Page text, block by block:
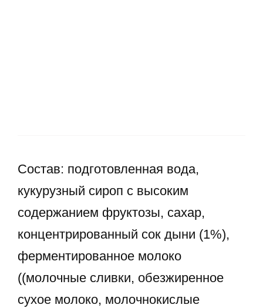
Состав: подготовленная вода,
кукурузный сироп с высоким
содержанием фруктозы, сахар,
концентрированный сок дыни (1%),
ферментированное молоко
((молочные сливки, обезжиренное
сухое молоко, молочнокислые